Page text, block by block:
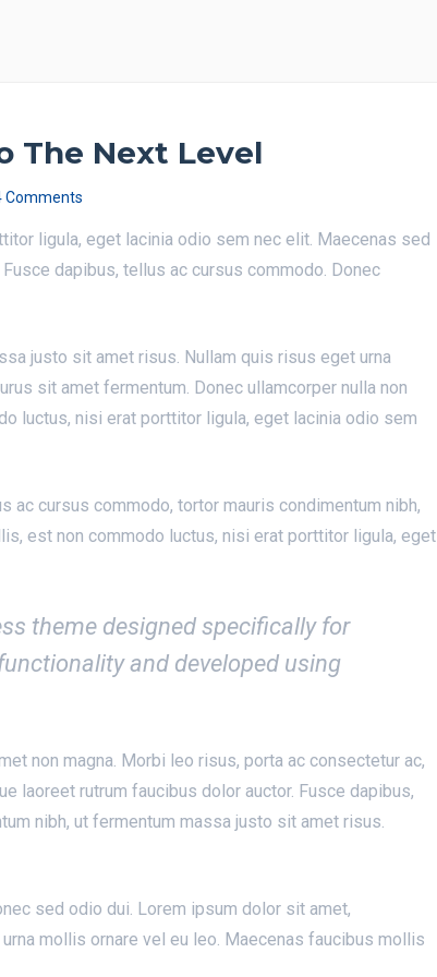
The Next Level
Comments
ligula, eget lacinia odio sem nec elit. Maecenas sed
dapibus, tellus ac cursus commodo. Donec
justo sit amet risus. Nullam quis risus eget urna
sit amet fermentum. Donec ullamcorper nulla non
luctus, nisi erat porttitor ligula, eget lacinia odio sem
ac cursus commodo, tortor mauris condimentum nibh,
est non commodo luctus, nisi erat porttitor ligula, eget
theme designed specifically for
and developed using
non magna. Morbi leo risus, porta ac consectetur ac,
laoreet rutrum faucibus dolor auctor. Fusce dapibus,
nibh, ut fermentum massa justo sit amet risus.
sed odio dui. Lorem ipsum dolor sit amet,
mollis ornare vel eu leo. Maecenas faucibus mollis